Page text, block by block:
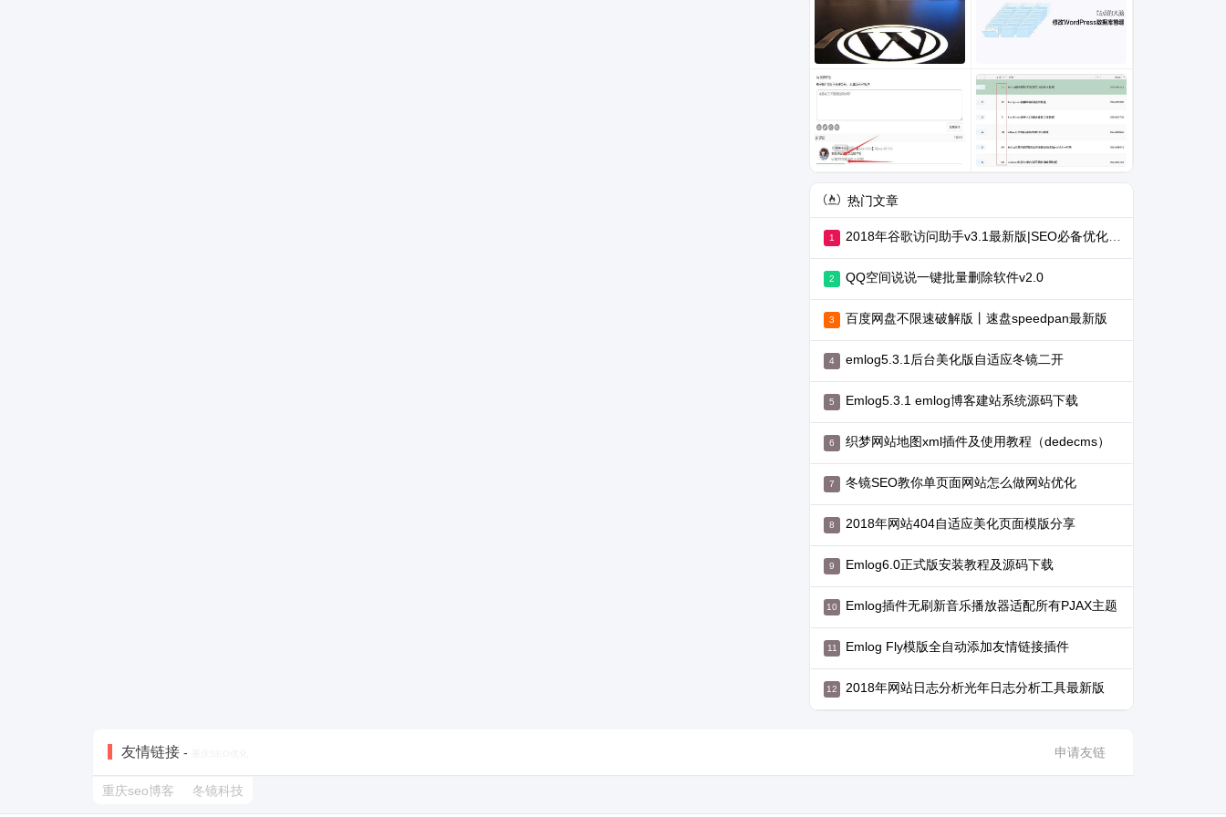
热门文章
2018年谷歌访问助手v3.1最新版|SEO必备优化工具
QQ空间说说一键批量删除软件v2.0
百度网盘不限速破解版丨速盘speedpan最新版
emlog5.3.1后台美化版自适应冬镜二开
Emlog5.3.1 emlog博客建站系统源码下载
织梦网站地图xml插件及使用教程（dedecms）
冬镜SEO教你单页面网站怎么做网站优化
2018年网站404自适应美化页面模版分享
Emlog6.0正式版安装教程及源码下载
Emlog插件无刷新音乐播放器适配所有PJAX主题
Emlog Fly模版全自动添加友情链接插件
2018年网站日志分析光年日志分析工具最新版
友情链接 - 申请友链
重庆seo博客 冬镜科技